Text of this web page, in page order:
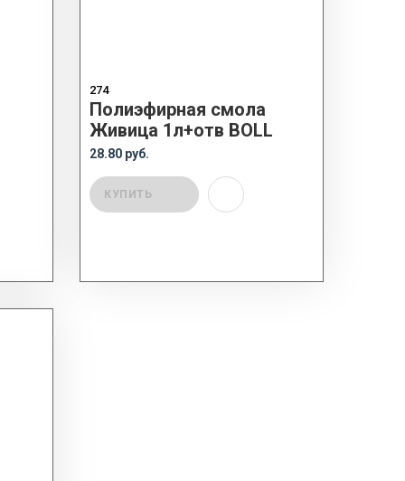
274
Полиэфирная смола
Живица 1л+отв BOLL
28.80 руб.
КУПИТЬ